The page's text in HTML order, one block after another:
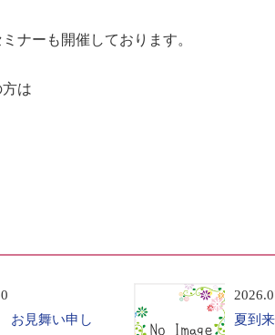
ナーも開催しております。
は
お見舞い申し
夏到